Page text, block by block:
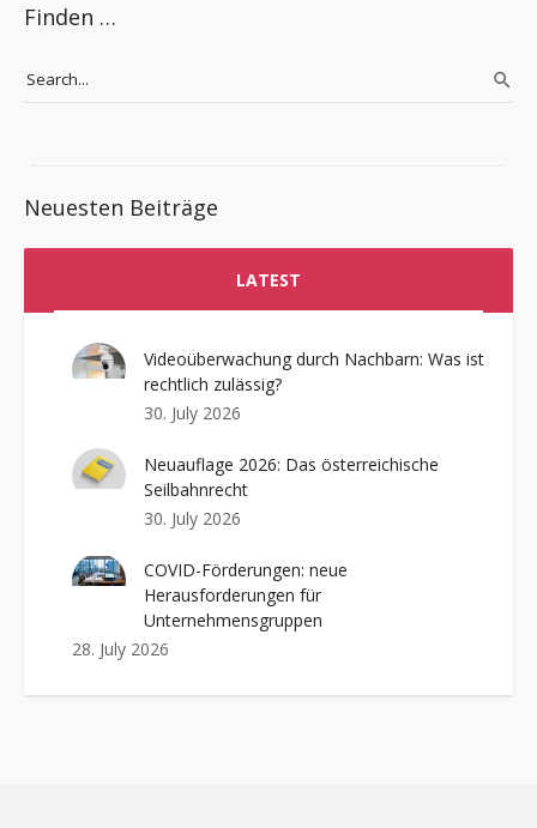
Finden …
Neuesten Beiträge
LATEST
Videoüberwachung durch Nachbarn: Was ist
rechtlich zulässig?
30. July 2026
Neuauflage 2026: Das österreichische
Seilbahnrecht
30. July 2026
COVID-Förderungen: neue
Herausforderungen für
Unternehmensgruppen
28. July 2026